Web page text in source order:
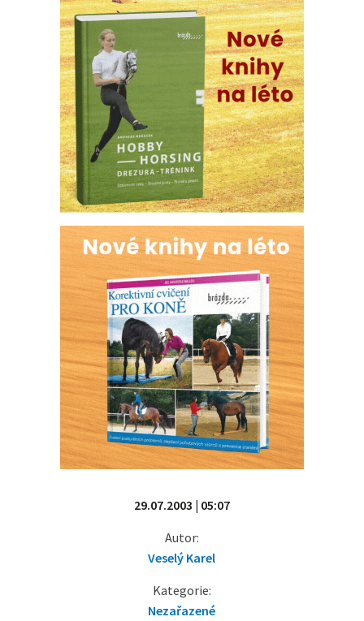
29.07.2003 | 05:07
Autor:
Veselý Karel
Kategorie:
Nezařazené